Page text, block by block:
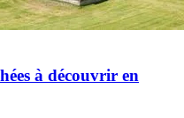
à découvrir en